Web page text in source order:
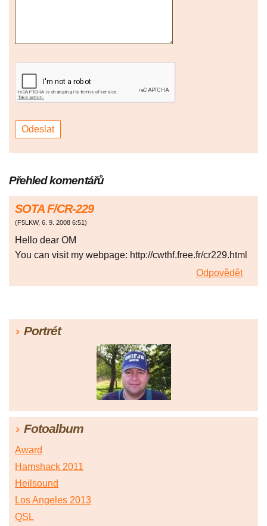
Přehled komentářů
SOTA F/CR-229
(F5LKW, 6. 9. 2008 6:51)
Hello dear OM
You can visit my webpage: http://cwthf.free.fr/cr229.html
Odpovědět
Portrét
Fotoalbum
Award
Hamshack 2011
Heilsound
Los Angeles 2013
QSL